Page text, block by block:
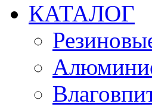
КАТАЛОГ